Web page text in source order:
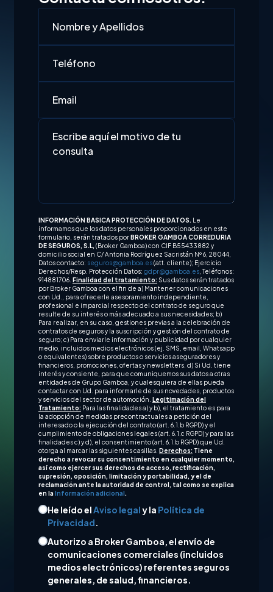
INFORMACIÓN BASICA PROTECCIÓN DE DATOS. Le
informamos que los datos personales proporcionados en este
formulario, serán tratados porBROKER GAMBOA CORREDURIA
DE SEGUROS, S.L, (Broker Gamboa) con CIF B55433882 y
domicilio social en C/ Antonia Rodríguez Sacristán Nº 6, 28044,
Datos contacto: seguros@gamboa.es(att. cliente); Ejercicio
Derechos/Resp. Protección Datos: gdpr@gamboa.es , Teléfonos:
914881706. Finalidad del tratamiento: Sus datos serán tratados
por Broker Gamboa con el fin de a) Mantener comunicaciones
con Ud., para ofrecerle asesoramiento independiente,
profesional e imparcial respecto del contrato de seguro que
resulte de su interés o más adecuado a sus necesidades; b)
Para realizar, en su caso, gestiones previas a la celebración de
contratos de seguros y la suscripción y gestión del contrato de
seguro; c) Para enviarle información y publicidad por cualquier
medio, incluidos medios electrónicos (ej. SMS, email, Whatsapp
o equivalentes) sobre productos o servicios aseguradores y
financieros, promociones, ofertas y newsletters. d) Si Ud. tiene
interés y consiente, para que comuniquemos sus datos a otras
entidades de Grupo Gamboa, y cualesquiera de ellas pueda
contactar con Ud. para informarle de sus novedades, productos
y servicios del sector de automoción. Legitimación del
Tratamiento: Para las finalidades a) y b), el tratamiento es para
la adopción de medidas precontractuales a petición del
interesado o la ejecución del contrato (art. 6.1.b RGPD) y el
cumplimiento de obligaciones legales (art. 6.1.c RGPD) y para las
finalidades c) y d), el consentimiento (art. 6.1.b RGPD) que Ud.
otorga al marcar las siguientes casillas. Derechos: Tiene
derecho a revocar su consentimiento en cualquier momento,
así como ejercer sus derechos de acceso, rectificación,
supresión, oposición, limitación y portabilidad, y el de
reclamación ante la autoridad de control, tal como se explica
en la Información adicional.
He leído elAviso legaly la Política de
Privacidad.
Autorizo a Broker Gamboa, el envío de
comunicaciones comerciales (incluidos
medios electrónicos) referentes seguros
generales, de salud, financieros.